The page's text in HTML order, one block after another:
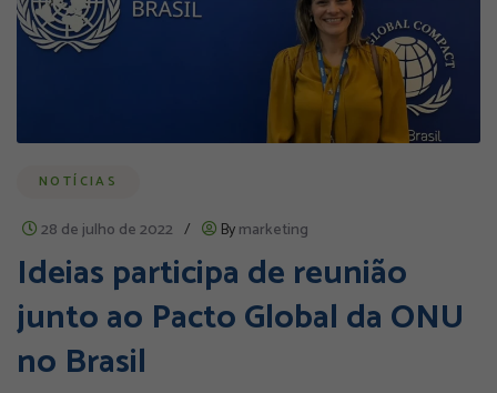
NOTÍCIAS
28 de julho de 2022 / Bymarketing
Ideias participa de reunião
junto ao Pacto Global da ONU
no Brasil